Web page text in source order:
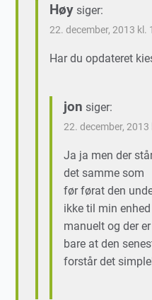
Høy siger:
22. december, 2013 kl.
Har du opdateret
jon siger:
22. december, 2013
Ja ja men der
det samme som
før førat den
ikke til min
manuelt og der
bare at den
forstår det